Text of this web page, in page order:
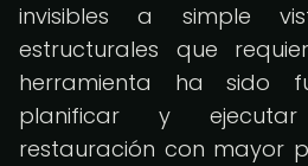
invisibles a simple
estructurales que
herramienta ha sido
planificar y
restauración con mayor